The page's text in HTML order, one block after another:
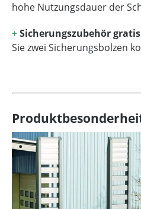
hohe Nutzungsdauer der
+Sicherungszubehör gratis
Sie zwei Sicherungsbolzen